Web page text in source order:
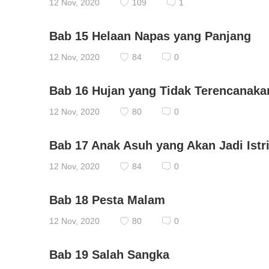
12 Nov, 2020 109 1
Bab 15 Helaan Napas yang Panjang
12 Nov, 2020 84 0
Bab 16 Hujan yang Tidak
12 Nov, 2020 80 0
Bab 17 Anak Asuh yang Akan Jadi Istri
12 Nov, 2020 84 0
Bab 18 Pesta Malam
12 Nov, 2020 80 0
Bab 19 Salah Sangka